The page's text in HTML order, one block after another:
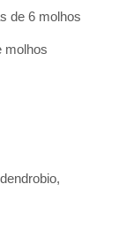
de 6 molhos
molhos
dendrobio,